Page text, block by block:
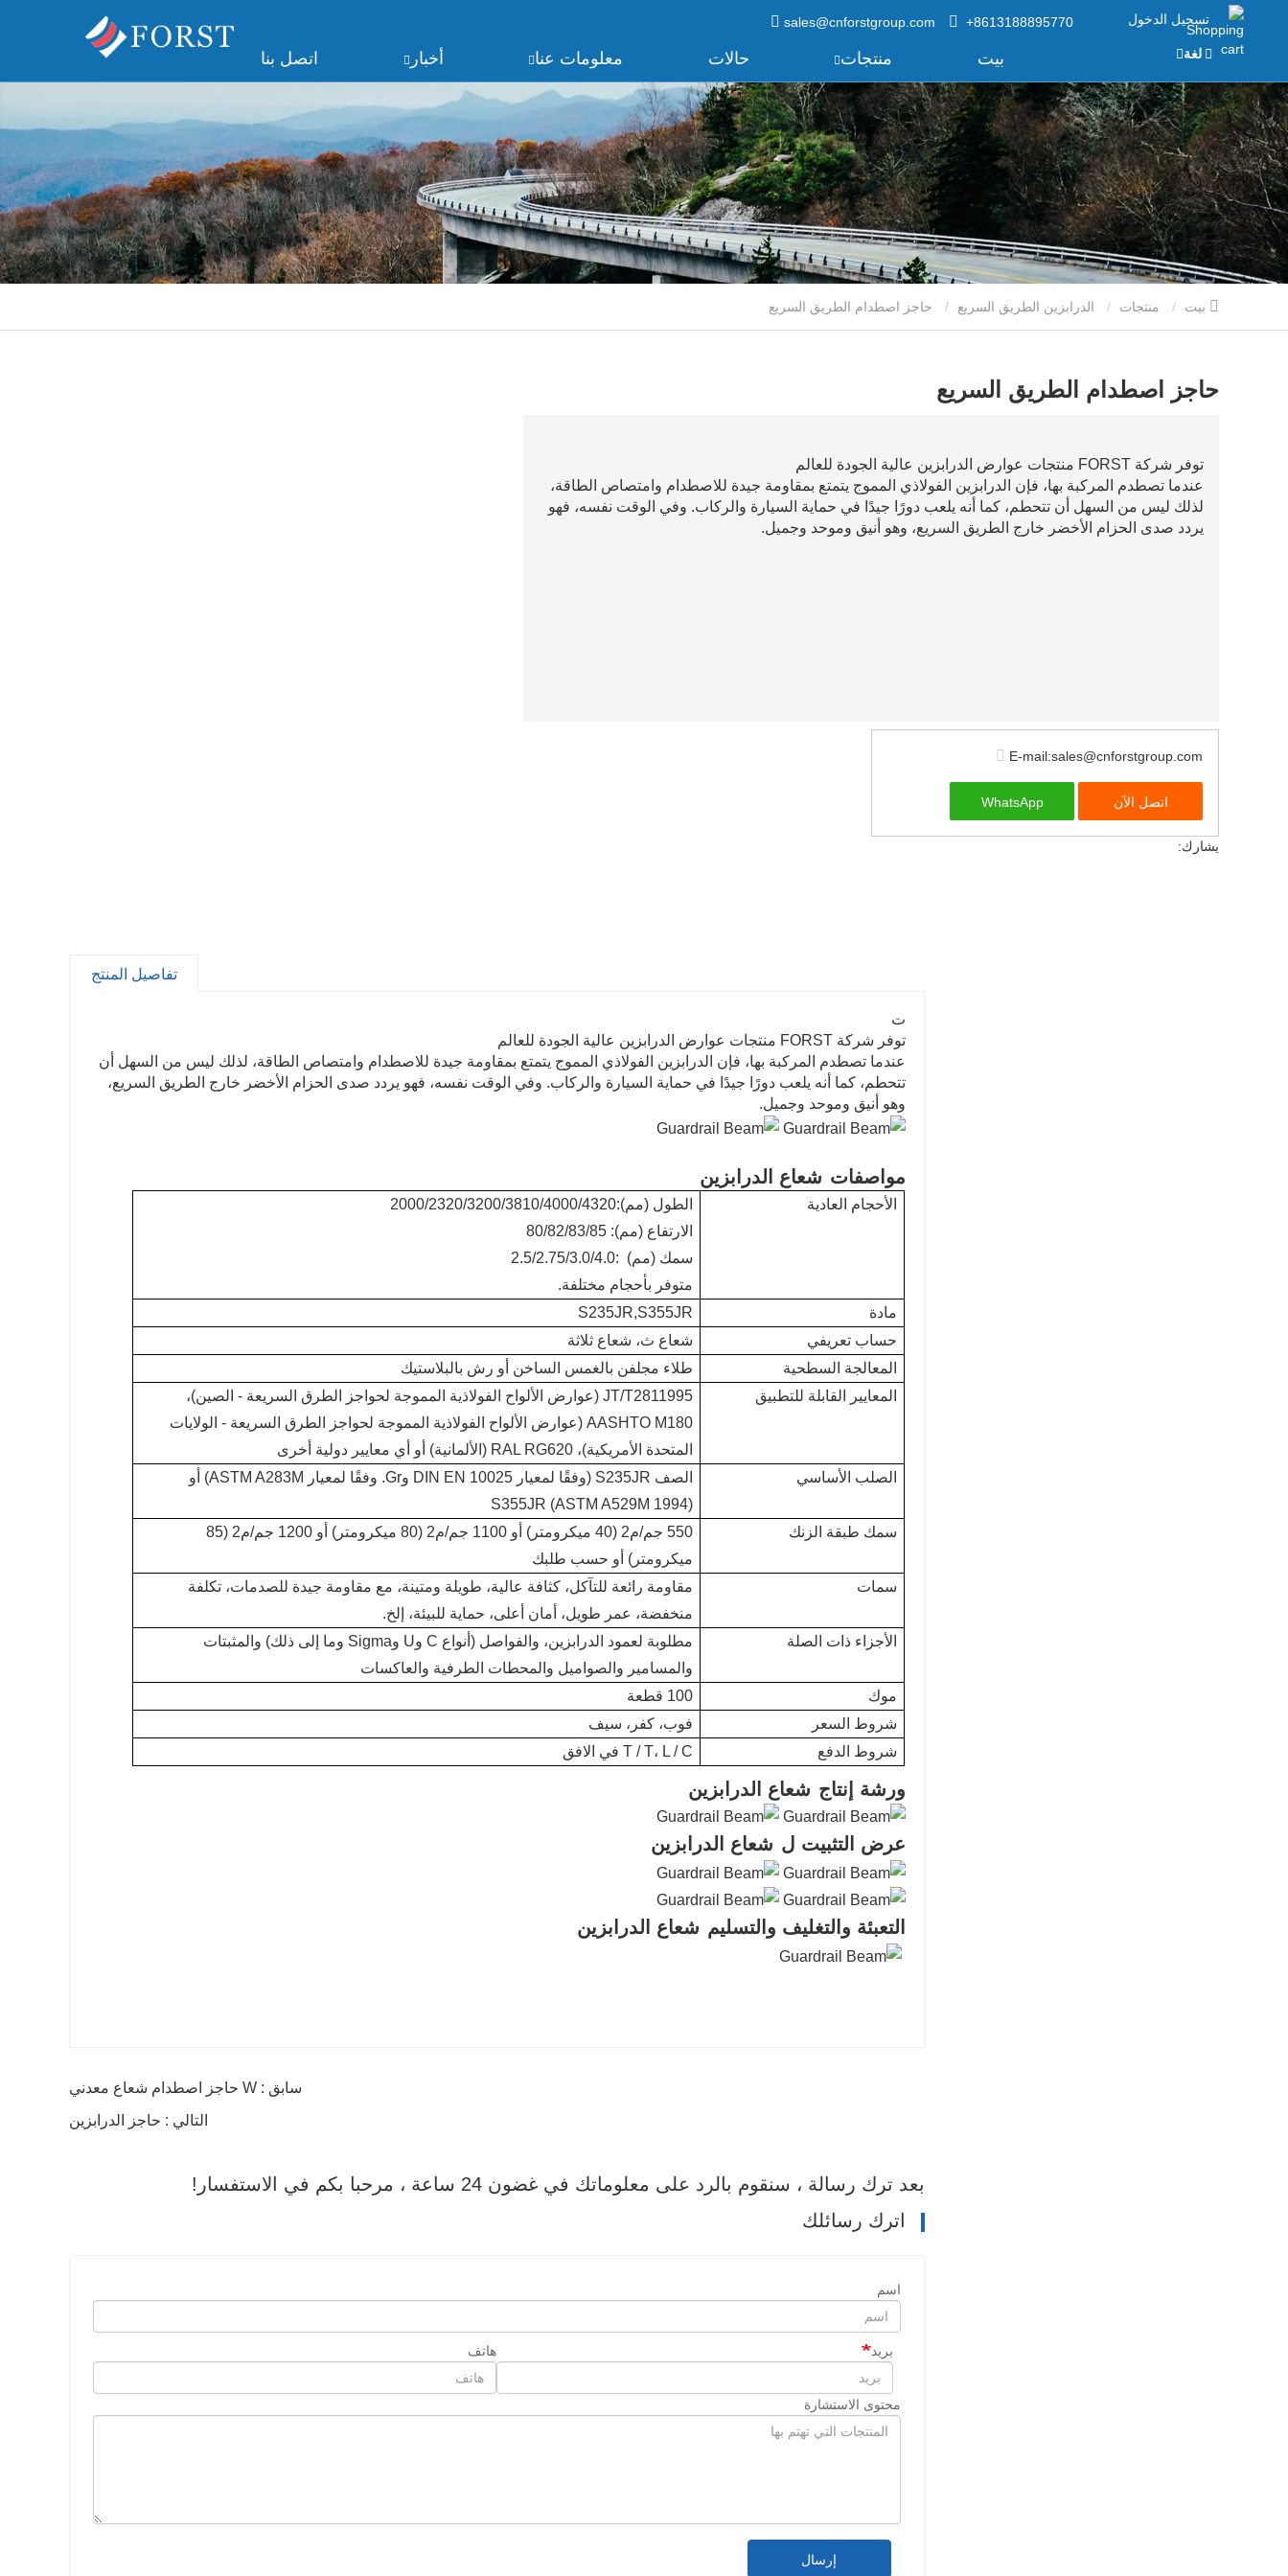
تسجيل الدخول sales@cnforstgroup.com +8613188895770
بيت منتجات حالات معلومات عنا أخبار اتصل بنا لغة
منتجات الدرابزين الطريق السريع
حاجز اصطدام الطريق السريع
توفر شركة FORST منتجات عوارض الدرابزين عالية الجودة للعالم
عندما تصطدم المركبة بها، فإن الدرابزين الفولاذي المموج يتمتع بمقاومة جيدة للاصطدام وامتصاص الطاقة،
لذلك ليس من السهل أن تتحطم، كما أنه يلعب دورًا جيدًا في حماية السيارة والركاب. وفي الوقت نفسه، فهو
يردد صدى الحزام الأخضر خارج الطريق السريع، وهو أنيق وموحد وجميل.
E-mail:sales@cnforstgroup.com
اتصل الآن WhatsApp
يشارك:
تفاصيل المنتج
ت
توفر شركة FORST منتجات عوارض الدرابزين عالية الجودة للعالم
عندما تصطدم المركبة بها، فإن الدرابزين الفولاذي المموج يتمتع بمقاومة جيدة للاصطدام وامتصاص الطاقة، لذلك ليس من السهل أن
تتحطم، كما أنه يلعب دورًا جيدًا في حماية السيارة والركاب. وفي الوقت نفسه، فهو يردد صدى الحزام الأخضر خارج الطريق السريع،
وهو أنيق وموحد وجميل.
مواصفات شعاع الدرابزين
الأحجام العادية
الطول (مم):2000/2320/3200/3810/4000/4320
الارتفاع (مم): 80/82/83/85
سمك (مم) :2.5/2.75/3.0/4.0
متوفر بأحجام مختلفة.
مادة
S235JR,S355JR
حساب تعريفي
شعاع ث، شعاع ثلاثة
المعالجة السطحية
طلاء مجلفن بالغمس الساخن أو رش بالبلاستيك
المعايير القابلة للتطبيق
JT/T2811995 (عوارض الألواح الفولاذية المموجة لحواجز الطرق السريعة - الصين)،
AASHTO M180 (عوارض الألواح الفولاذية المموجة لحواجز الطرق السريعة - الولايات
المتحدة الأمريكية)، RAL RG620 (الألمانية) أو أي معايير دولية أخرى
الصلب الأساسي
الصف S235JR (وفقًا لمعيار DIN EN 10025 وGr. وفقًا لمعيار ASTM A283M) أو
S355JR (ASTM A529M 1994)
سمك طبقة الزنك
550 جم/م2 (40 ميكرومتر) أو 1100 جم/م2 (80 ميكرومتر) أو 1200 جم/م2 (85
ميكرومتر) أو حسب طلبك
سمات
مقاومة رائعة للتآكل، كثافة عالية، طويلة ومتينة، مع مقاومة جيدة للصدمات، تكلفة
منخفضة، عمر طويل، أمان أعلى، حماية للبيئة، إلخ.
الأجزاء ذات الصلة
مطلوبة لعمود الدرابزين، والفواصل (أنواع C وU وSigma وما إلى ذلك) والمثبتات
والمسامير والصواميل والمحطات الطرفية والعاكسات
موك
100 قطعة
شروط السعر
فوب، كفر، سيف
شروط الدفع
T / T، L / C في الافق
ورشة إنتاج شعاع الدرابزين
عرض التثبيت ل شعاع الدرابزين
التعبئة والتغليف والتسليم شعاع الدرابزين
سابق : W حاجز اصطدام شعاع معدني
التالي : حاجز الدرابزين
بعد ترك رسالة ، سنقوم بالرد على معلوماتك في غضون 24 ساعة ، مرحبا بكم في الاستفسار!
اترك رسائلك
اسم
بريد هاتف
محتوى الاستشارة
إرسال